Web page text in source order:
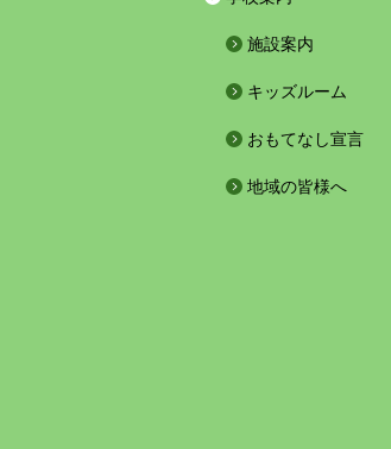
施設案内
キッズルーム
おもてなし宣言
地域の皆様へ